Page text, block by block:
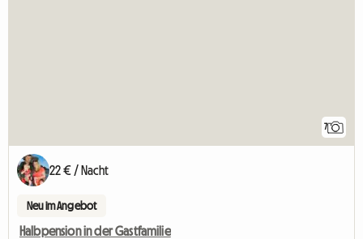
7
22 € / Nacht
Neu im Angebot
Halbpension in der Gastfamilie